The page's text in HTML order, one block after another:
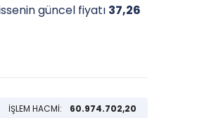
güncel fiyatı 37,26
İŞLEM HACMİ: 60.974.702,20